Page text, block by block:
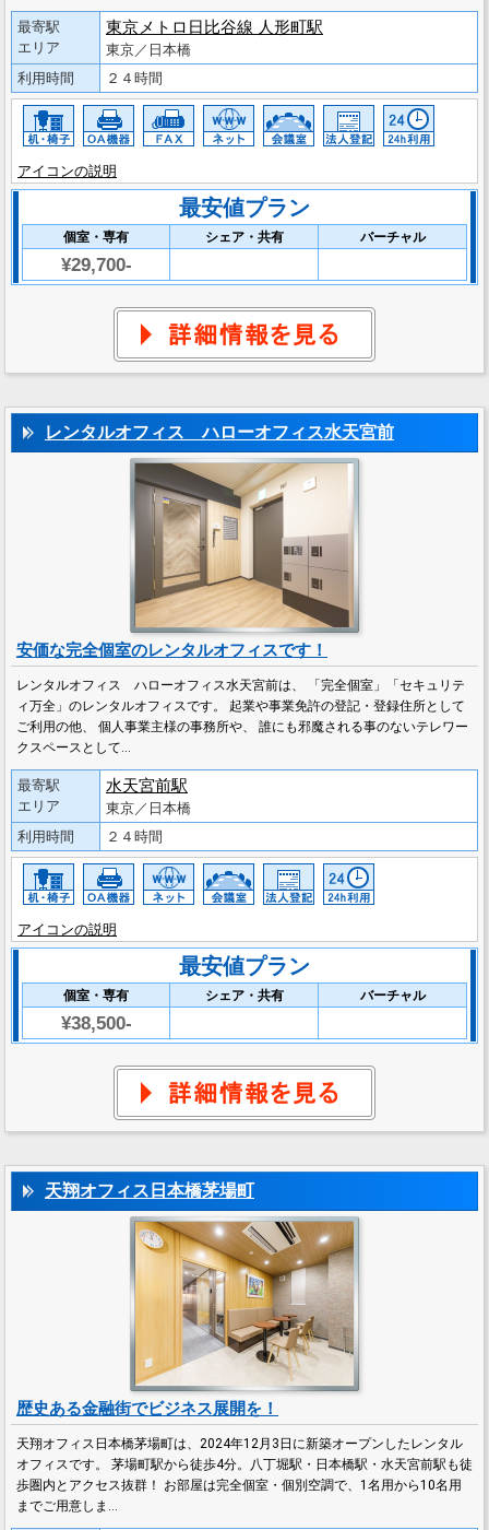
最寄駅
エリア
東京メトロ日比谷線 人形町駅
東京／日本橋
利用時間
２４時間
アイコンの説明
最安値プラン
個室・専有 シェア・共有 バーチャル
¥29,700-
レンタルオフィス ハローオフィス水天宮前
安価な完全個室のレンタルオフィスです！
レンタルオフィス ハローオフィス水天宮前は、 「完全個室」「セキュリテ
ィ万全」のレンタルオフィスです。 起業や事業免許の登記・登録住所として
ご利用の他、 個人事業主様の事務所や、 誰にも邪魔される事のないテレワー
クスペースとして…
最寄駅
エリア
水天宮前駅
東京／日本橋
利用時間
２４時間
アイコンの説明
最安値プラン
個室・専有 シェア・共有 バーチャル
¥38,500-
天翔オフィス日本橋茅場町
歴史ある金融街でビジネス展開を！
天翔オフィス日本橋茅場町は、2024年12月3日に新築オープンしたレンタル
オフィスです。 茅場町駅から徒歩4分。八丁堀駅・日本橋駅・水天宮前駅も徒
歩圏内とアクセス抜群！ お部屋は完全個室・個別空調で、1名用から10名用
までご用意しま…